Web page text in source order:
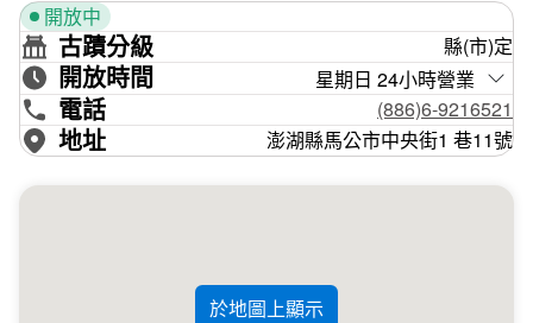
開放中
古蹟分級 縣(市)定
開放時間 星期日 24小時營業
電話 (886)6-9216521
地址 澎湖縣馬公市中央街1 巷11號
於地圖上顯示